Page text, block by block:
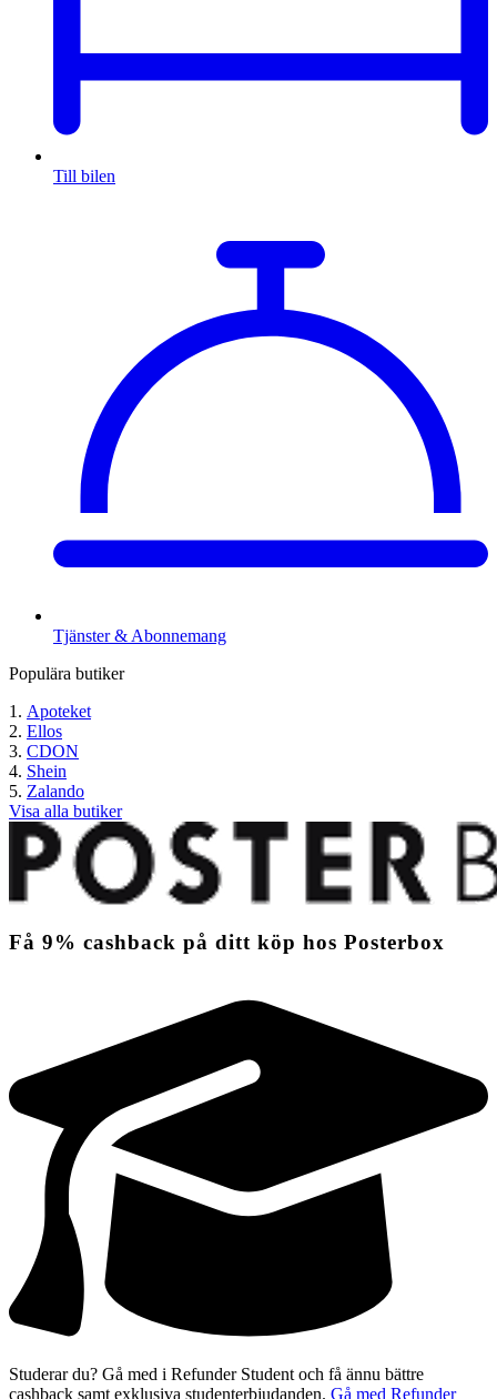
Till bilen
Tjänster & Abonnemang
Populära butiker
Apoteket
Ellos
CDON
Shein
Zalando
Visa alla butiker
Få 9% cashback på ditt köp hos Posterbox
Studerar du? Gå med i Refunder Student och få ännu bättre
cashback samt exklusiva studenterbjudanden. Gå med Refunder